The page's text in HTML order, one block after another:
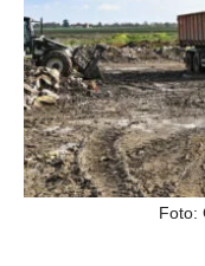
Foto: